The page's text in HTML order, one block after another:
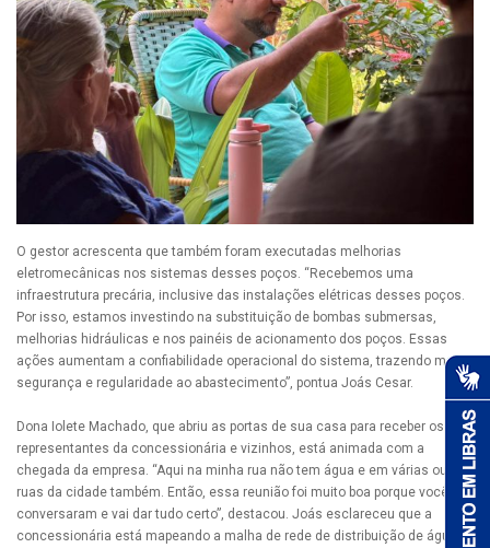
O gestor acrescenta que também foram executadas melhorias
eletromecânicas nos sistemas desses poços. “Recebemos uma
infraestrutura precária, inclusive das instalações elétricas desses poços.
Por isso, estamos investindo na substituição de bombas submersas,
melhorias hidráulicas e nos painéis de acionamento dos poços. Essas
ações aumentam a confiabilidade operacional do sistema, trazendo mais
segurança e regularidade ao abastecimento”, pontua Joás Cesar.
Dona Iolete Machado, que abriu as portas de sua casa para receber os
representantes da concessionária e vizinhos, está animada com a
chegada da empresa. “Aqui na minha rua não tem água e em várias outras
ruas da cidade também. Então, essa reunião foi muito boa porque vocês
conversaram e vai dar tudo certo”, destacou. Joás esclareceu que a
concessionária está mapeando a malha de rede de distribuição de água